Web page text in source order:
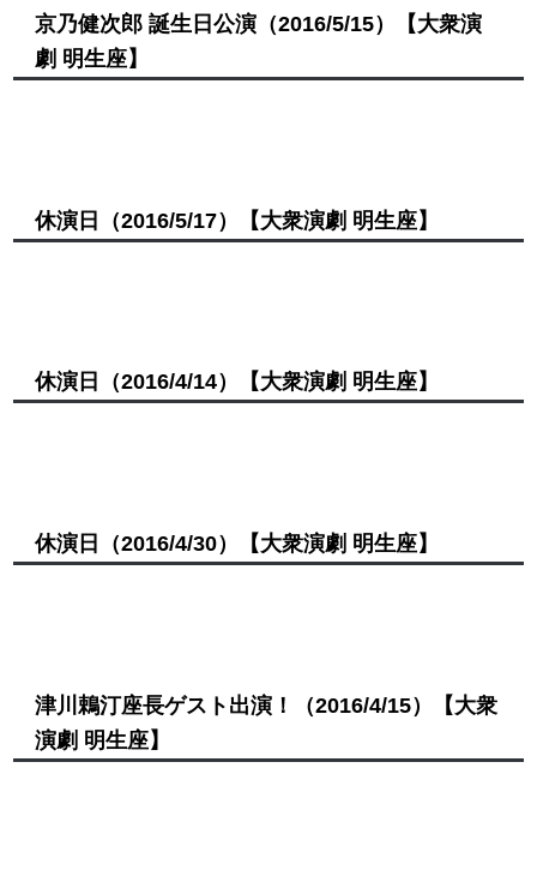
京乃健次郎 誕生日公演（2016/5/15）
【大衆演
劇 明生座】
休演日 （2016/5/17） 【大衆演劇 明生座】
休演日 （2016/4/14） 【大衆演劇 明生座】
休演日 （2016/4/30） 【大衆演劇 明生座】
津川鵣汀座長ゲスト出演！ （2016/4/15）
【大衆
演劇 明生座】